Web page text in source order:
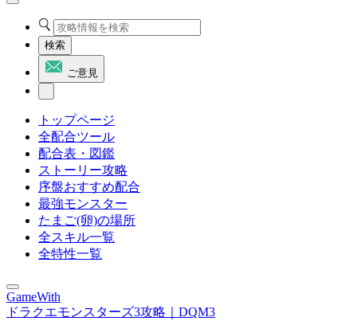
検索
ご意見
トップページ
全配合ツール
配合表・図鑑
ストーリー攻略
序盤おすすめ配合
最強モンスター
たまご(卵)の場所
全スキル一覧
全特性一覧
GameWith
ドラクエモンスターズ3攻略｜DQM3